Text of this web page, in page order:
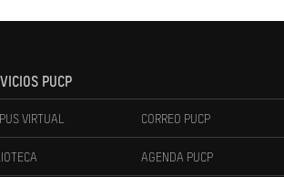
PUCP
VIRTUAL CORREO PUCP
AGENDA PUCP